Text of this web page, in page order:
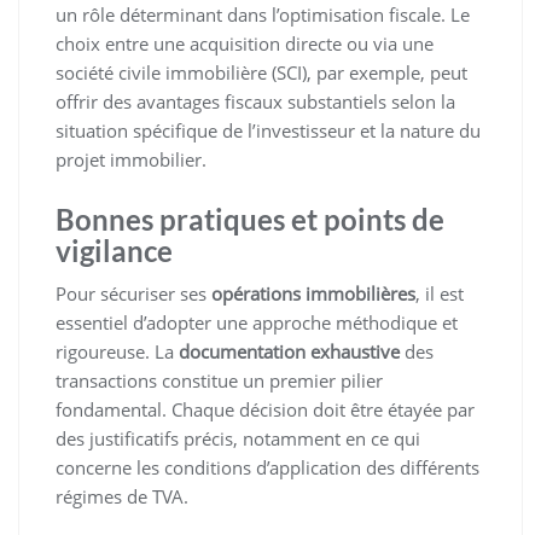
un rôle déterminant dans l’optimisation fiscale. Le
choix entre une acquisition directe ou via une
société civile immobilière (SCI), par exemple, peut
offrir des avantages fiscaux substantiels selon la
situation spécifique de l’investisseur et la nature du
projet immobilier.
Bonnes pratiques et points de
vigilance
Pour sécuriser ses opérations immobilières, il est
essentiel d’adopter une approche méthodique et
rigoureuse. La documentation exhaustivedes
transactions constitue un premier pilier
fondamental. Chaque décision doit être étayée par
des justificatifs précis, notamment en ce qui
concerne les conditions d’application des différents
régimes de TVA.